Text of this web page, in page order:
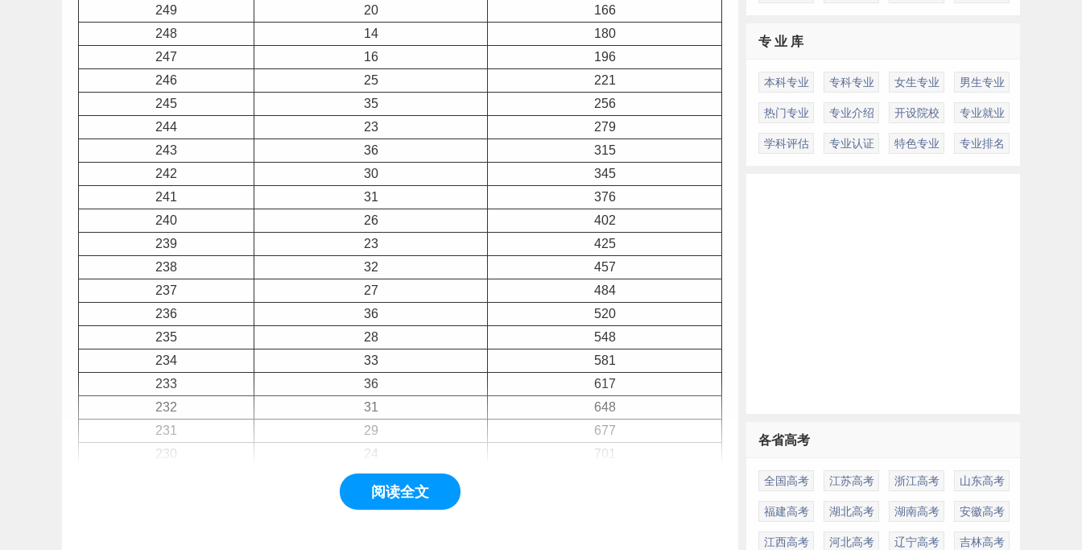
249
20
166
248
14
180
247
16
196
246
25
221
245
35
256
244
23
279
243
36
315
242
30
345
241
31
376
240
26
402
239
23
425
238
32
457
237
27
484
236
36
520
235
28
548
234
33
581
233
36
617
232
31
648
231
29
677
230
24
701
24
28
阅读全文
专 业 库
本科专业 专科专业 女生专业 男生专业
热门专业 专业介绍 开设院校 专业就业
学科评估 专业认证 特色专业 专业排名
各省高考
全国高考 江苏高考 浙江高考 山东高考
福建高考 湖北高考 湖南高考 安徽高考
江西高考 河北高考 辽宁高考 吉林高考